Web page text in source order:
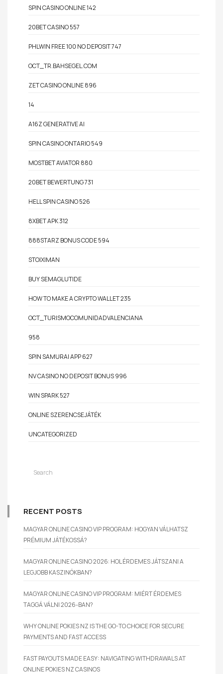
SPIN CASINO ONLINE 142
20BET CASINO 557
PHLWIN FREE 100 NO DEPOSIT 747
OCT_TR.BAHSEGEL.COM
ZET CASINO ONLINE 896
14
A16Z GENERATIVE AI
SPIN CASINO ONTARIO 549
MOSTBET AVIATOR 880
20BET BEWERTUNG 731
HELL SPIN CASINO 526
8XBET APK 312
888STARZ BONUS CODE 594
STOIXIMAN
BUY SEMAGLUTIDE
HOW TO MAKE A CRYPTO WALLET 235
OCT_TURISMOCOMUNIDADVALENCIANA
958
SPIN SAMURAI APP 627
NV CASINO NO DEPOSIT BONUS 996
WIN SPARK 527
ONLINE SZERENCSEJÁTÉK
UNCATEGORIZED
RECENT POSTS
MAGYAR ONLINE CASINO VIP PROGRAM: HOGYAN VÁLHATSZ
PRÉMIUM JÁTÉKOSSÁ?
MAGYAR ONLINE CASINO 2026: HOL ÉRDEMES JÁTSZANI A
LEGJOBB KASZINÓKBAN?
MAGYAR ONLINE CASINO VIP PROGRAM: MIÉRT ÉRDEMES
TAGGÁ VÁLNI 2026-BAN?
WHY ONLINE POKIES NZ IS THE GO-TO CHOICE FOR SECURE
PAYMENTS AND FAST ACCESS
FAST PAYOUTS MADE EASY: NAVIGATING WITHDRAWALS AT
ONLINE POKIES NZ CASINOS